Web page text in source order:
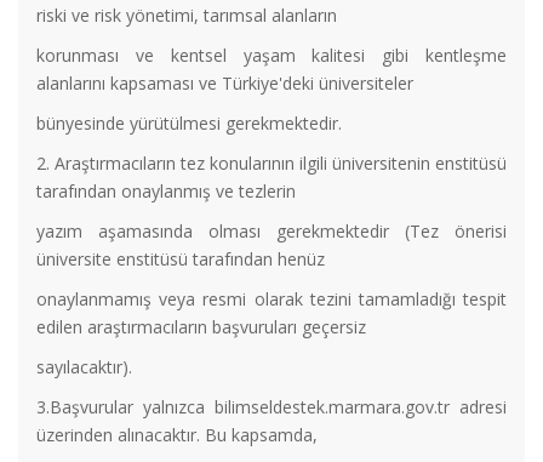
riski ve risk yönetimi, tarımsal alanların
korunması ve kentsel yaşam kalitesi gibi kentleşme
alanlarını kapsaması ve Türkiye'deki üniversiteler
bünyesinde yürütülmesi gerekmektedir.
2. Araştırmacıların tez konularının ilgili üniversitenin enstitüsü
tarafından onaylanmış ve tezlerin
yazım aşamasında olması gerekmektedir (Tez önerisi
üniversite enstitüsü tarafından henüz
onaylanmamış veya resmi olarak tezini tamamladığı tespit
edilen araştırmacıların başvuruları geçersiz
sayılacaktır).
3.Başvurular yalnızca bilimseldestek.marmara.gov.tr adresi
üzerinden alınacaktır. Bu kapsamda,